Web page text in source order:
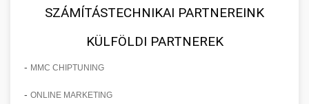
SZÁMÍTÁSTECHNIKAI PARTNEREINK
KÜLFÖLDI PARTNEREK
- MMC CHIPTUNING
- ONLINE MARKETING